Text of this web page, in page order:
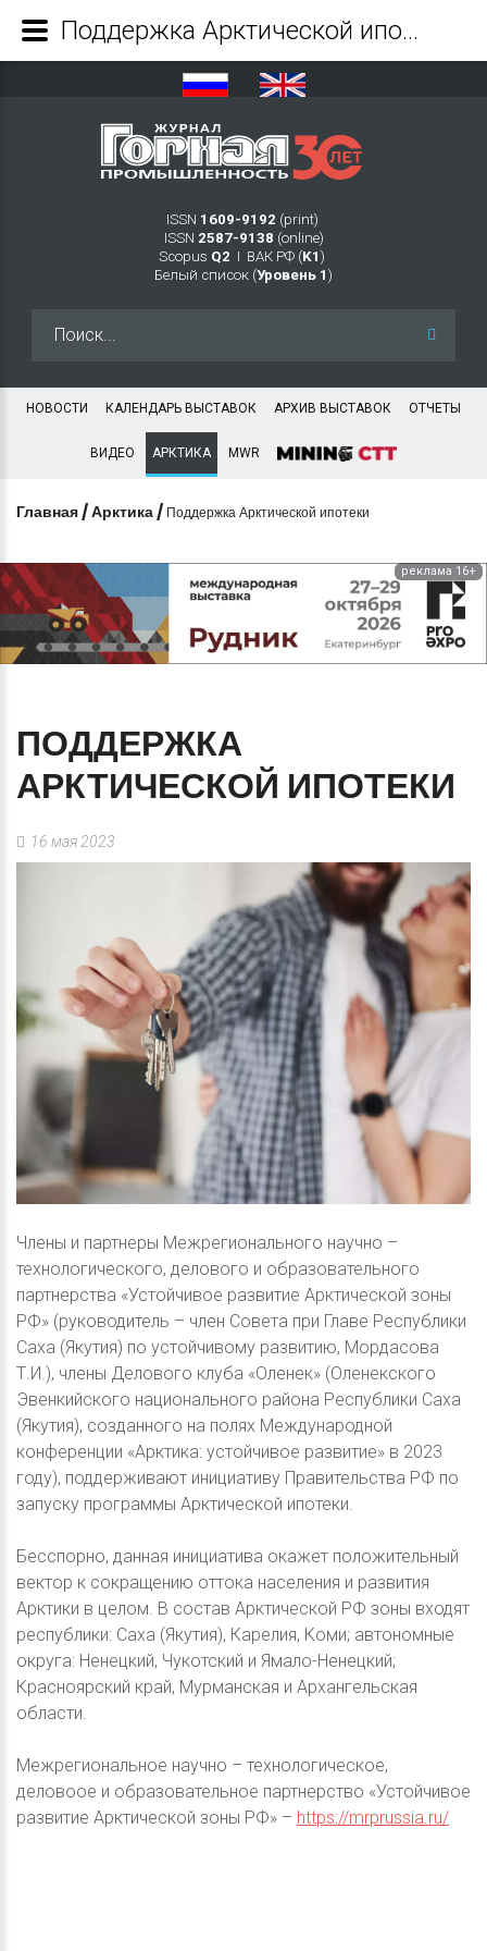
ISSN 1609-9192 (print)
ISSN 2587-9138 (online)
Scopus Q2 Ι ВАК РФ (K1 )
Белый список (Уровень 1 )
НОВОСТИ КАЛЕНДАРЬ ВЫСТАВОК АРХИВ ВЫСТАВОК ОТЧЕТЫ
ВИДЕО АРКТИКА MWR
Главная /Арктика / Поддержка Арктической ипотеки
реклама 16+
ПОДДЕРЖКА
АРКТИЧЕСКОЙ ИПОТЕКИ
16 мая 2023
Члены и партнеры Межрегионального научно –
технологического, делового и образовательного
партнерства «Устойчивое развитие Арктической зоны
РФ» (руководитель – член Совета при Главе Республики
Саха (Якутия) по устойчивому развитию, Мордасова
Т.И.), члены Делового клуба «Оленек» (Оленекского
Эвенкийского национального района Республики Саха
(Якутия), созданного на полях Международной
конференции «Арктика: устойчивое развитие» в 2023
году), поддерживают инициативу Правительства РФ по
запуску программы Арктической ипотеки.
Бесспорно, данная инициатива окажет положительный
вектор к сокращению оттока населения и развития
Арктики в целом. В состав Арктической РФ зоны входят
республики: Саха (Якутия), Карелия, Коми; автономные
округа: Ненецкий, Чукотский и Ямало-Ненецкий;
Красноярский край, Мурманская и Архангельская
области.
Межрегиональное научно – технологическое,
деловоое и образовательное партнерство «Устойчивое
развитие Арктической зоны РФ» – https://mrprussia.ru/
Поддержка Арктической ипотеки - Журнал Горная промышленность